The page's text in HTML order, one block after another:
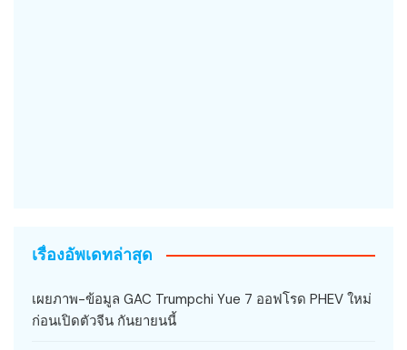
เรื่องอัพเดทล่าสุด
เผยภาพ-ข้อมูล GAC Trumpchi Yue 7 ออฟโรด PHEV ใหม่
ก่อนเปิดตัวจีน กันยายนนี้